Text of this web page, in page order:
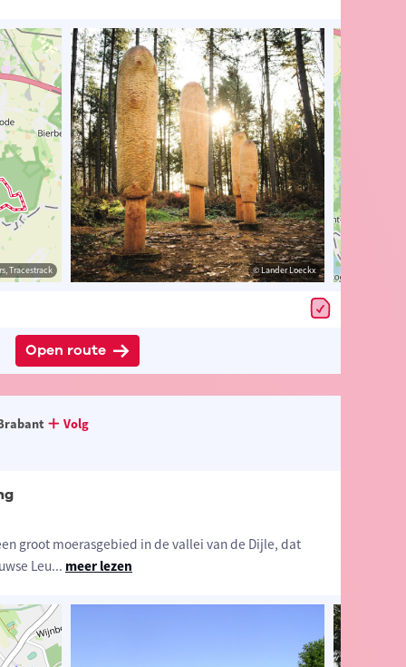
© Lander Loeckx
Tracestrack © Lander Loeckx
Open route
Volg
groot moerasgebied in de vallei van de Dijle, dat
Leu... meer lezen